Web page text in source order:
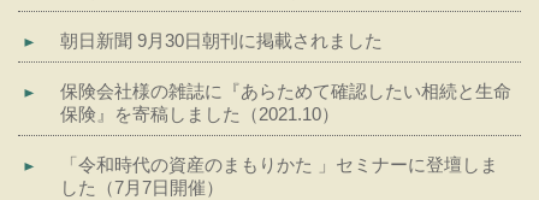
朝日新聞 9月30日朝刊に掲載されました
保険会社様の雑誌に『あらためて確認したい相続と生命
保険』を寄稿しました（2021.10）
「令和時代の資産のまもりかた 」セミナーに登壇しま
した（7月7日開催）